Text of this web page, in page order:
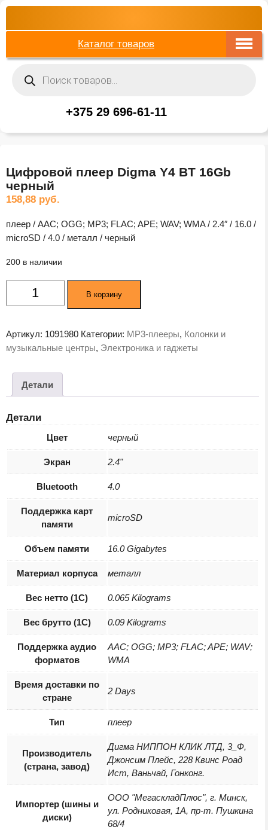
Каталог товаров
товаров
+375 29 696-61-11
Цифровой плеер Digma Y4 BT 16Gb
черный
158,88 руб.
плеер / AAC; OGG; MP3; FLAC; APE; WAV; WMA / 2.4″ / 16.0 /
microSD / 4.0 / металл / черный
200 в наличии
Количество
товара
Digma
Y4
16Gb
черный
В корзину
Артикул: 1091980 Категории: MP3-плееры, Колонки и
музыкальные центры, Электроника и гаджеты
Детали
Детали
Цвет черный
Экран 2.4"
Bluetooth 4.0
Поддержка карт
памяти
microSD
Объем памяти 16.0 Gigabytes
Материал корпуса металл
Вес нетто (1С) 0.065 Kilograms
Вес брутто (1С) 0.09 Kilograms
Поддержка аудио
форматов
AAC; OGG; MP3; FLAC; APE; WAV;
WMA
Время доставки по
стране
2 Days
Тип плеер
Производитель
(страна, завод)
Дигма НИППОН КЛИК ЛТД, 3_Ф,
Джонсим Плейс, 228 Квинс Роад
Ист, Ваньчай, Гонконг.
Импортер (шины и
диски)
ООО "МегаскладПлюс", г. Минск,
ул. Родниковая, 1А, пр-т. Пушкина
68/4